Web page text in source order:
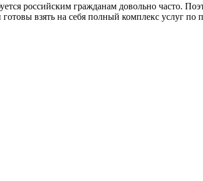
российским гражданам довольно часто.
взять на себя полный комплекс услуг по